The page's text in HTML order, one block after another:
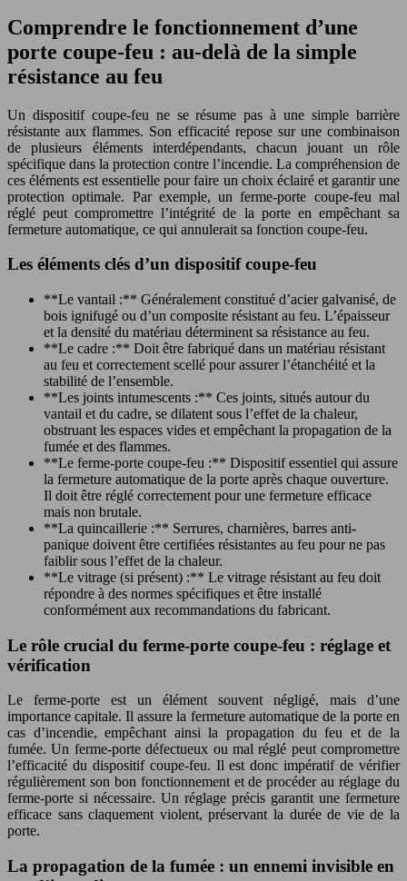
Comprendre le fonctionnement d’une
porte coupe-feu : au-delà de la simple
résistance au feu
Un dispositif coupe-feu ne se résume pas à une simple barrière
résistante aux flammes. Son efficacité repose sur une combinaison
de plusieurs éléments interdépendants, chacun jouant un rôle
spécifique dans la protection contre l’incendie. La compréhension de
ces éléments est essentielle pour faire un choix éclairé et garantir une
protection optimale. Par exemple, un ferme-porte coupe-feu mal
réglé peut compromettre l’intégrité de la porte en empêchant sa
fermeture automatique, ce qui annulerait sa fonction coupe-feu.
Les éléments clés d’un dispositif coupe-feu
**Le vantail :** Généralement constitué d’acier galvanisé, de
bois ignifugé ou d’un composite résistant au feu. L’épaisseur
et la densité du matériau déterminent sa résistance au feu.
**Le cadre :** Doit être fabriqué dans un matériau résistant
au feu et correctement scellé pour assurer l’étanchéité et la
stabilité de l’ensemble.
**Les joints intumescents :** Ces joints, situés autour du
vantail et du cadre, se dilatent sous l’effet de la chaleur,
obstruant les espaces vides et empêchant la propagation de la
fumée et des flammes.
**Le ferme-porte coupe-feu :** Dispositif essentiel qui assure
la fermeture automatique de la porte après chaque ouverture.
Il doit être réglé correctement pour une fermeture efficace
mais non brutale.
**La quincaillerie :** Serrures, charnières, barres anti-
panique doivent être certifiées résistantes au feu pour ne pas
faiblir sous l’effet de la chaleur.
**Le vitrage (si présent) :** Le vitrage résistant au feu doit
répondre à des normes spécifiques et être installé
conformément aux recommandations du fabricant.
Le rôle crucial du ferme-porte coupe-feu : réglage et
vérification
Le ferme-porte est un élément souvent négligé, mais d’une
importance capitale. Il assure la fermeture automatique de la porte en
cas d’incendie, empêchant ainsi la propagation du feu et de la
fumée. Un ferme-porte défectueux ou mal réglé peut compromettre
l’efficacité du dispositif coupe-feu. Il est donc impératif de vérifier
régulièrement son bon fonctionnement et de procéder au réglage du
ferme-porte si nécessaire. Un réglage précis garantit une fermeture
efficace sans claquement violent, préservant la durée de vie de la
porte.
La propagation de la fumée : un ennemi invisible en